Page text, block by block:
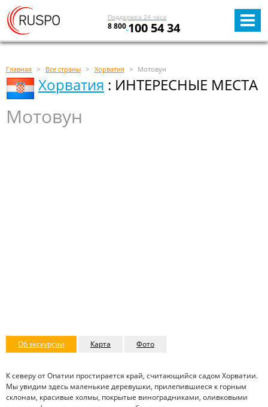
Поддержка 24 часа
8 800 100 54 34
Главная Все страны Хорватия Мотовун
Хорватия : ИНТЕРЕСНЫЕ МЕСТА
Мотовун
Об экскурсии Карта Фото
К северу от Опатии простирается край, считающийся садом Хорватии.
Мы увидим здесь маленькие деревушки, прилепившиеся к горным
склонам, красивые холмы, покрытые виноградниками, оливковыми